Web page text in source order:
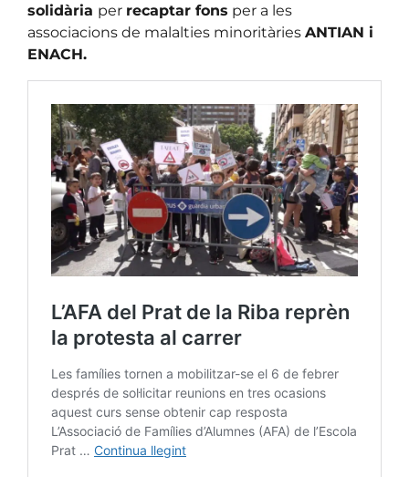
solidària per recaptar fons per a les
associacions de malalties minoritàries ANTIAN i
ENACH.